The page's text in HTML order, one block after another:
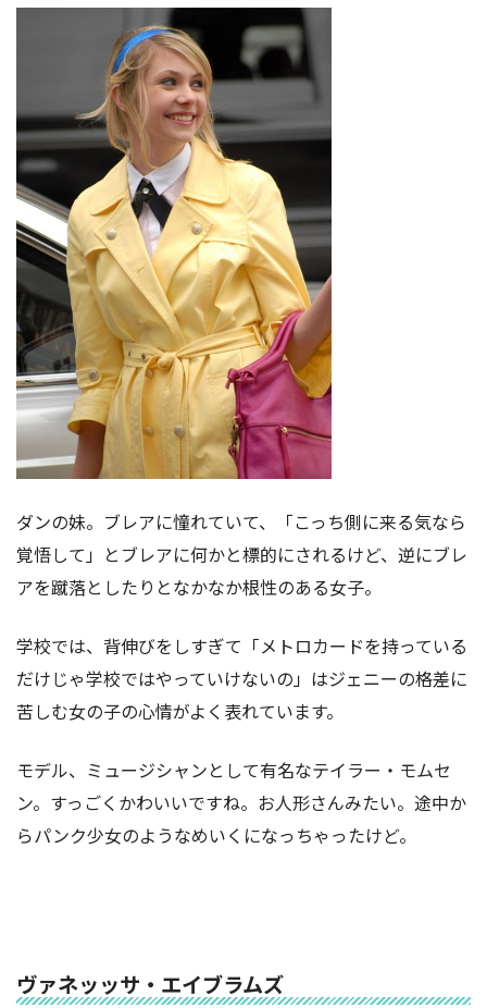
ダンの妹。ブレアに憧れていて、「こっち側に来る気なら
覚悟して」とブレアに何かと標的にされるけど、逆にブレ
アを蹴落としたりとなかなか根性のある女子。
学校では、背伸びをしすぎて「メトロカードを持っている
だけじゃ学校ではやっていけないの」はジェニーの格差に
苦しむ女の子の心情がよく表れています。
モデル、ミュージシャンとして有名なテイラー・モムセ
ン。すっごくかわいいですね。お人形さんみたい。途中か
らパンク少女のようなめいくになっちゃったけど。
ヴァネッッサ・エイブラムズ